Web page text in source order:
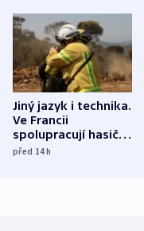
Jiný jazyk i technika.
Ve Francii
spolupracují hasiči z
různých zemí
před 14h